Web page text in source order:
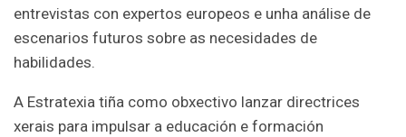
entrevistas con expertos europeos e unha análise de
escenarios futuros sobre as necesidades de
habilidades.
A Estratexia tiña como obxectivo lanzar directrices
xerais para impulsar a educación e formación